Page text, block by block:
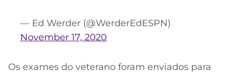
— Ed Werder (@WerderEdESPN)
November 17, 2020
Os exames do veterano foram enviados para